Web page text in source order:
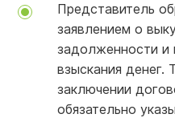
Представитель
заявлением о
задолженности и
взыскания денег.
заключении
обязательно